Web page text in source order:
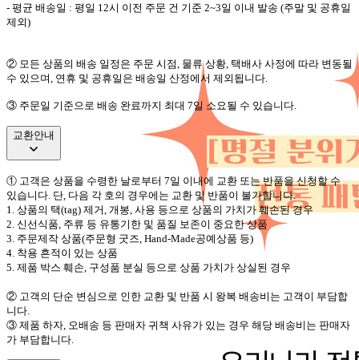
- 평균 배송일 : 평일 12시 이전 주문 건 기준 2~3일 이내 발송 (주말 및 공휴일
제외)
② 모든 상품의 배송 일정은 주문 시점 물류 상황 택배사 사정에 따라 변동될
수 있으며 연휴 및 공휴일은 배송일 산정에서 제외됩니다
③ 주문일 기준으로 배송 완료까지 최대 7일 소요될 수 있습니다.
교환안내
① 고객은 상품을 수령한 날로부터 7일 이내에 교환 또는 반품을 신청할 수
있습니다 단 다음 각 호의 경우에는 교환 및 반품이 불가합니다.
1. 상품의 택(tag) 제거 개봉 사용 등으로 상품의 가치가 훼손된 경우
2. 신선식품 주류 등 유통기한 및 품질 보존이 중요한 상품
3. 주문제작 상품(주문형 굿즈 , Hand-Made공예상품 등)
4. 착용 흔적이 있는 상품
5. 제품 박스 훼손 구성품 분실 등으로 상품 가치가 상실된 경우
② 고객의 단순 변심으로 인한 교환 및 반품 시 왕복 배송비는 고객이 부담합
니다
③ 제품 하자 오배송 등 판매자 귀책 사유가 있는 경우 해당 배송비는 판매자
가 부담합니다